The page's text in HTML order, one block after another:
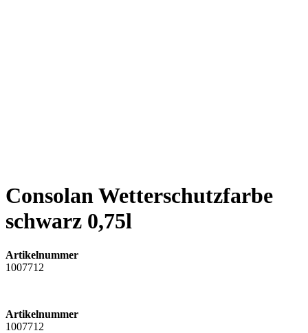
Consolan Wetterschutzfarbe
schwarz 0,75l
Artikelnummer
1007712
Artikelnummer
1007712